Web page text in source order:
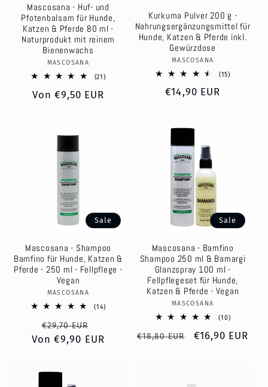
Mascosana - Huf- und
Pfotenbalsam für Hunde,
Katzen & Pferde 80 ml -
Naturprodukt mit reinem
Bienenwachs
Anbieter:
MASCOSANA
(21)21
Normaler
Von €9,50 EUR
Kurkuma Pulver 200 g -
Nahrungsergänzungsmittel für
Hunde, Katzen & Pferde inkl.
Gewürzdose
Anbieter:
MASCOSANA
(15)15
Normaler
€14,90 EUR
Sale
Mascosana - Shampoo
Bamfino für Hunde, Katzen &
Pferde - 250 ml - Fellpflege -
Vegan
Anbieter:
MASCOSANA
(14)
Normaler
Preis
€29,70 EUR
Von €9,90 EUR
Sale
Mascosana - Bamfino
Shampoo 250 ml & Bamargi
Glanzspray 100 ml -
Fellpflegeset für Hunde,
Katzen & Pferde - Vegan
Anbieter:
MASCOSANA
(10)10
insgesamt
Normaler
€18,80 EUR Verkaufspreis
€16,90 EUR